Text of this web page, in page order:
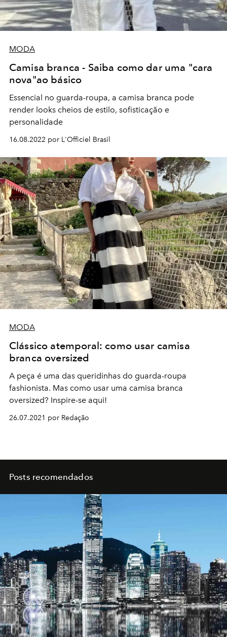
MODA
Camisa branca - Saiba como dar uma "cara
nova"ao básico
Essencial no guarda-roupa, a camisa branca pode
render looks cheios de estilo, sofisticação e
personalidade
16.08.2022 por L'Officiel Brasil
MODA
Clássico atemporal: como usar camisa
branca oversized
A peça é uma das queridinhas do guarda-roupa
fashionista. Mas como usar uma camisa branca
oversized? Inspire-se aqui!
26.07.2021 por Redação
Posts recomendados